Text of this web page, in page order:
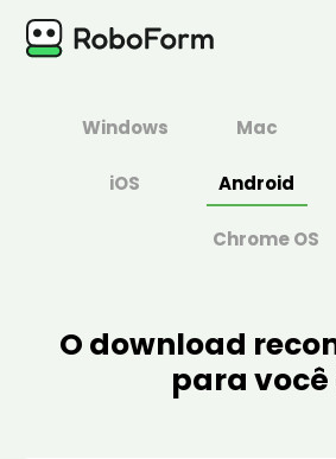
DOWNLOAD
Windows Mac
iOS Android
Chrome OS
O download
para você